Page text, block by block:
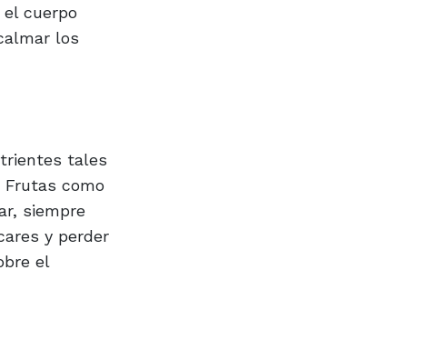
cuerpo
los
tales
como
siempre
y perder
el